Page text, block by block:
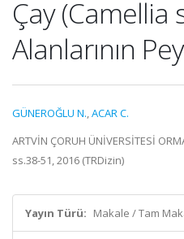
Çay (Camellia
Alanlarının
GÜNEROĞLU N.,ACAR C.
ARTVİN ÇORUH ÜNİVERSİTESİ
ss.38-51, 2016 (TRDizin)
Yayın Türü: Makale / Tam